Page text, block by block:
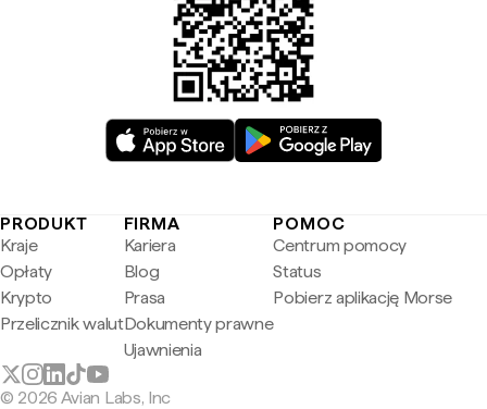
PRODUKT
Kraje
Opłaty
Krypto
Przelicznik walut
FIRMA
Kariera
Blog
Prasa
Dokumenty prawne
Ujawnienia
POMOC
Centrum pomocy
Status
Pobierz aplikację Morse
© 2026 Avian Labs, Inc